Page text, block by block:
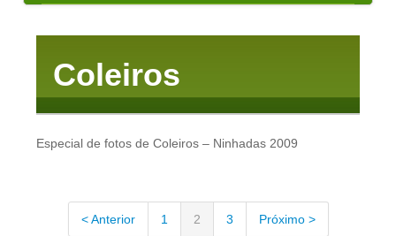
Coleiros
Especial de fotos de Coleiros – Ninhadas 2009
< Anterior 1 2 3 Próximo >